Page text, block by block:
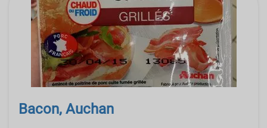
Bacon, Auchan